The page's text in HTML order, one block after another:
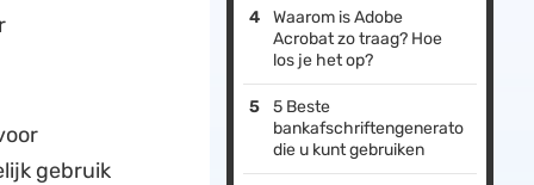
gebruik
Waarom is Adobe
Acrobat zo traag? Hoe
los je het op?
5 Beste
bankafschriftengenerators
die u kunt gebruiken